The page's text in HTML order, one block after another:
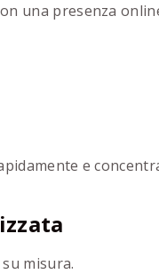
una presenza
e
misura.